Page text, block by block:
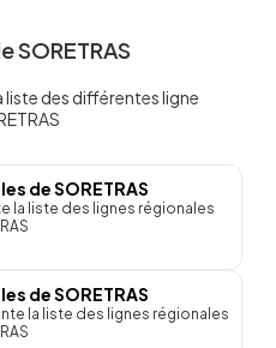
SORETRAS
liste des différentes ligne
de SORETRAS
la liste des lignes régionales
de SORETRAS
la liste des lignes régionales